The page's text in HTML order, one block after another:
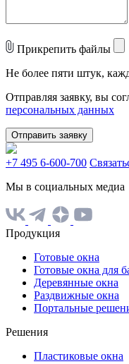
Прикрепить файлы
Не более пяти штук,
Отправляя заявку, вы
персональных данных
Отправить заявку
+7 495 6-600-700
Мы в социальных медиа
Продукция
Готовые окна
Готовые окна для
Деревянные окна
Раздвижные окна
Портальные
Решения
Пластиковые окна